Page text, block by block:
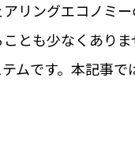
リングエコノミ
とも少なくあり
ムです。本記事
利用事